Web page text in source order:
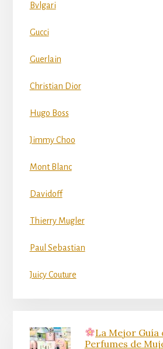
Bvlgari
Gucci
Guerlain
Christian Dior
Hugo Boss
Jimmy Choo
Mont Blanc
Davidoff
Thierry Mugler
Paul Sebastian
Juicy Couture
La Mejor Guía
Perfumes de